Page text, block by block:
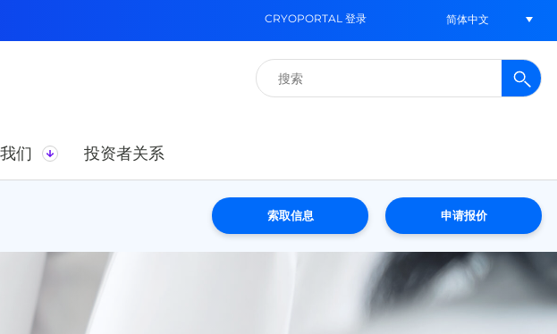
CRYOPORTAL 登录 简体中文
搜
索：
们 投资者关系
索取信息 申请报价